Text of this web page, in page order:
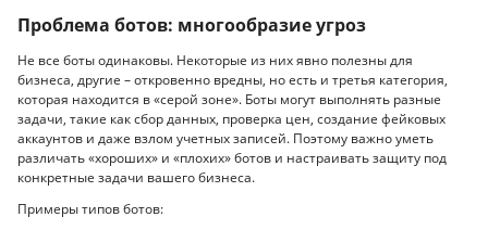
Проблема ботов: многообразие угроз
Не все боты одинаковы. Некоторые из них явно полезны для
бизнеса, другие – откровенно вредны, но есть и третья категория,
которая находится в «серой зоне». Боты могут выполнять разные
задачи, такие как сбор данных, проверка цен, создание фейковых
аккаунтов и даже взлом учетных записей. Поэтому важно уметь
различать «хороших» и «плохих» ботов и настраивать защиту под
конкретные задачи вашего бизнеса.
Примеры типов ботов: